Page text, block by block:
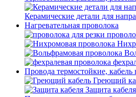
Керамические детали для
Нагревательная проволока
Провода термостойкие,
Греющий
Защита кабеля